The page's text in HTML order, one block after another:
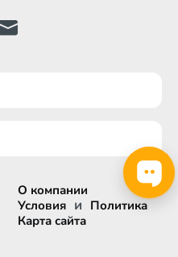
О компании
Условия и Политика
Карта сайта